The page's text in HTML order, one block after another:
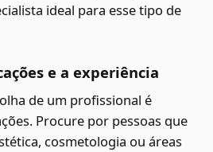
ideal para esse tipo de
e a experiência
de um profissional é
Procure por pessoas que
cosmetologia ou áreas